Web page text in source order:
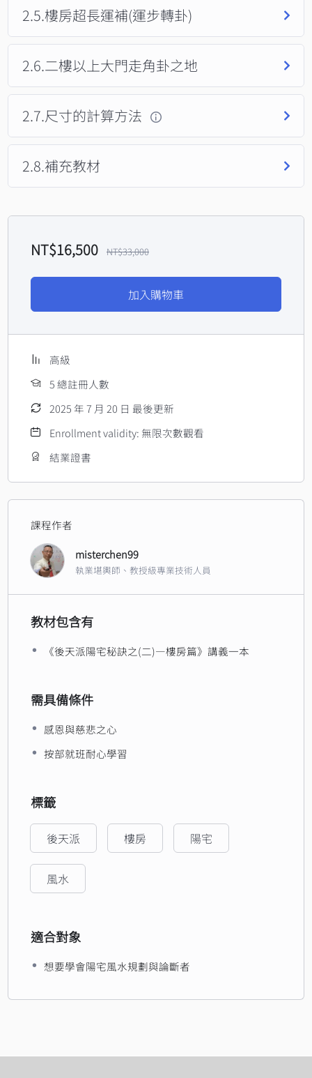
2.5.樓房超長運補(運步轉卦)
2.6.二樓以上大門走角卦之地
2.7.尺寸的計算方法
2.8.補充教材
NT$16,500 NT$33,000
加入購物車
高級
5 總註冊人數
2025 年 7 月 20 日 最後更新
Enrollment validity: 無限次數觀看
結業證書
課程作者
misterchen99
執業堪輿師、教授級專業技術人員
教材包含有
《後天派陽宅秘訣之(二)—樓房篇》講義一本
需具備條件
感恩與慈悲之心
按部就班耐心學習
標籤
後天派 樓房 陽宅
風水
適合對象
想要學會陽宅風水規劃與論斷者